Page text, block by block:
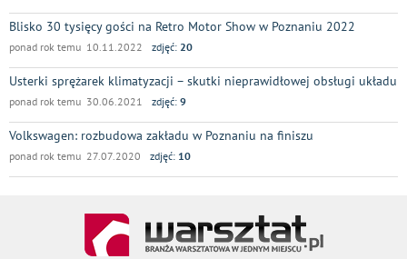
Blisko 30 tysięcy gości na Retro Motor Show w Poznaniu 2022
ponad rok temu 10.11.2022 zdjęć: 20
Usterki sprężarek klimatyzacji – skutki nieprawidłowej obsługi układu
ponad rok temu 30.06.2021 zdjęć: 9
Volkswagen: rozbudowa zakładu w Poznaniu na finiszu
ponad rok temu 27.07.2020 zdjęć: 10